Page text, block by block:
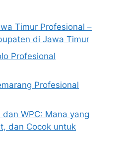
Timur Profesional –
di Jawa Timur
Profesional
Profesional
WPC: Mana yang
dan Cocok untuk